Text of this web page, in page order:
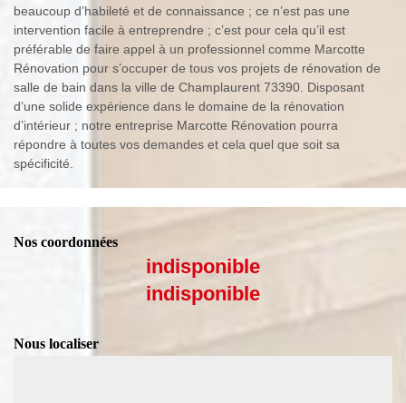
beaucoup d’habileté et de connaissance ; ce n’est pas une
intervention facile à entreprendre ; c’est pour cela qu’il est
préférable de faire appel à un professionnel comme Marcotte
Rénovation pour s’occuper de tous vos projets de rénovation de
salle de bain dans la ville de Champlaurent 73390. Disposant
d’une solide expérience dans le domaine de la rénovation
d’intérieur ; notre entreprise Marcotte Rénovation pourra
répondre à toutes vos demandes et cela quel que soit sa
spécificité.
Nos coordonnées
indisponible
indisponible
Nous localiser